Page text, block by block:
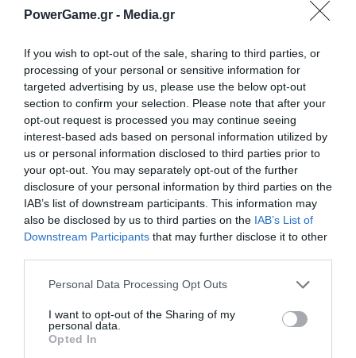
PowerGame.gr - Media.gr
If you wish to opt-out of the sale, sharing to third parties, or
processing of your personal or sensitive information for
targeted advertising by us, please use the below opt-out
section to confirm your selection. Please note that after your
opt-out request is processed you may continue seeing
interest-based ads based on personal information utilized by
us or personal information disclosed to third parties prior to
your opt-out. You may separately opt-out of the further
disclosure of your personal information by third parties on the
IAB’s list of downstream participants. This information may
also be disclosed by us to third parties on the IAB’s List of
Downstream Participants that may further disclose it to other
Personal Data Processing Opt Outs
I want to opt-out of the Sharing of my
personal data.
Opted In
Απρίλιο
Ακολουθήστε το Powergame.gr στο
Google
Newsγια άμεση και έγκυρη οικονομική
ενημέρωση!
TAGS: ΕΛΣΤΑΤ ΕΜΠΟΡΕΥΜΑΤΑ ΕΠΙΒΑΤΙΚΗ ΚΙΝΗΣΗ
ΛΙΜΑΝΙΑ ΟΧΗΜΑΤΑ